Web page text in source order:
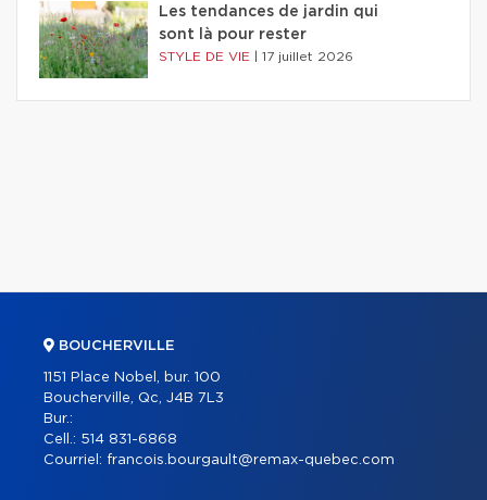
Les tendances de jardin qui
sont là pour rester
STYLE DE VIE 17 juillet 2026
BOUCHERVILLE
1151 Place Nobel, bur. 100
Boucherville, Qc, J4B 7L3
Bur.:
Cell.: 514 831-6868
Courriel: francois.bourgault@remax-quebec.com